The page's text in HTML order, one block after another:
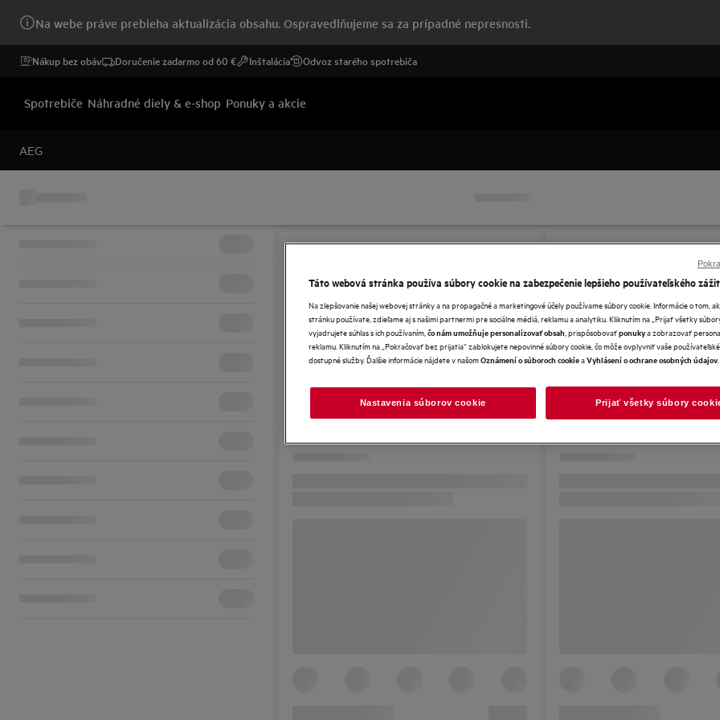
Na webe práve prebieha aktualizácia obsahu. Ospravedlňujeme sa za prípadné nepresnosti.
Nákup bez obáv Doručenie zadarmo od 60 € Inštalácia Odvoz starého spotrebiča
Spotrebiče Náhradné diely & e-shop Ponuky a akcie
AEG
Táto webová stránka používa súbory cookie na zabezpečenie lepšieho používateľského
Na zlepšovanie našej webovej stránky a na propagačné a marketingové účely používame súbory cookie. Informácie o tom,
stránku používate, zdieľame aj s našimi partnermi pre sociálne médiá, reklamu a analytiku. Kliknutím na „Prijať všetky
vyjadrujete súhlas s ich používaním, čo nám umožňuje personalizovať obsah , prispôsobovaťponukya zobrazovať
reklamu. Kliknutím na „Pokračovať bez prijatia“ zablokujete nepovinné súbory cookie, čo môže ovplyvniť vaše
dostupné služby. Ďalšie informácie nájdete v našomOznámení o súboroch cookieaVyhlásení o ochrane osobných údajov
Nastavenia súborov cookie Prijať všetky súbory